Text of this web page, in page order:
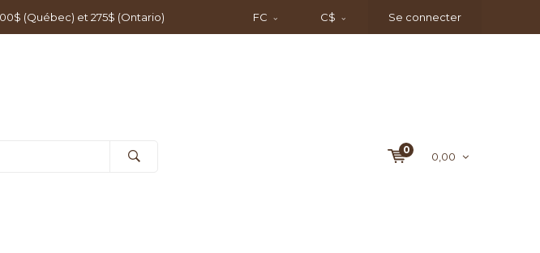
(Québec) et 275$ (Ontario) FC C$ Se connecter
0
0,00